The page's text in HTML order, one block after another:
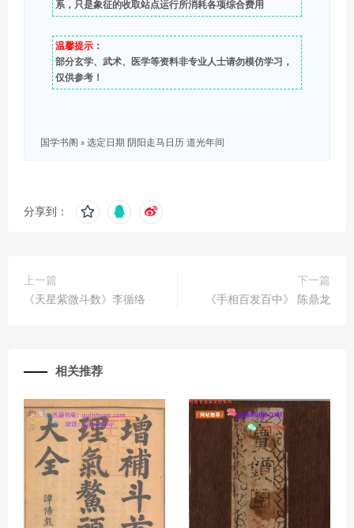
系，只是象征的收取站点运行所消耗各项综合费用
温馨提示：
部分玄学、武术、医学等资料非专业人士请勿模仿学习，
仅供参考！
国学书阁 » 选定日期 阴阳走马日历 道光年间
分享到：
上一篇
《天星紫微斗数》李循络
下一篇
《手相百发百中》 陈鼎龙
相关推荐